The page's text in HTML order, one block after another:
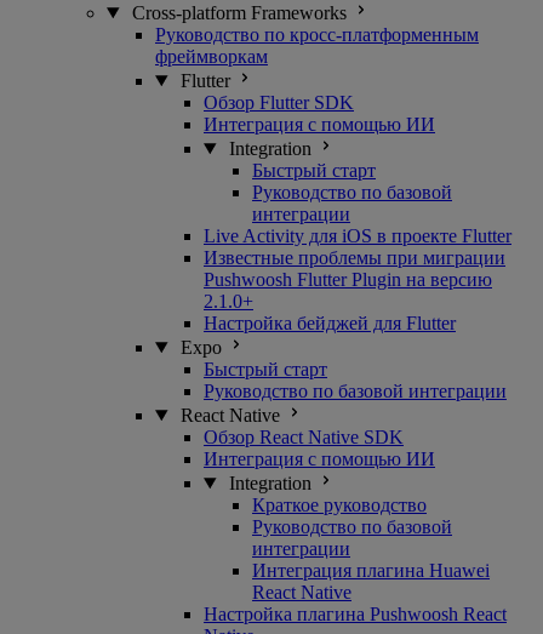
Cross-platform Frameworks
Руководство по кросс-платформенным
фреймворкам
Flutter
Обзор Flutter SDK
Интеграция с помощью ИИ
Integration
Быстрый старт
Руководство по базовой
интеграции
Live Activity для iOS в проекте Flutter
Известные проблемы при миграции
Pushwoosh Flutter Plugin на версию
2.1.0+
Настройка бейджей для Flutter
Expo
Быстрый старт
Руководство по базовой интеграции
React Native
Обзор React Native SDK
Интеграция с помощью ИИ
Integration
Краткое руководство
Руководство по базовой
интеграции
Интеграция плагина Huawei
React Native
Настройка плагина Pushwoosh React